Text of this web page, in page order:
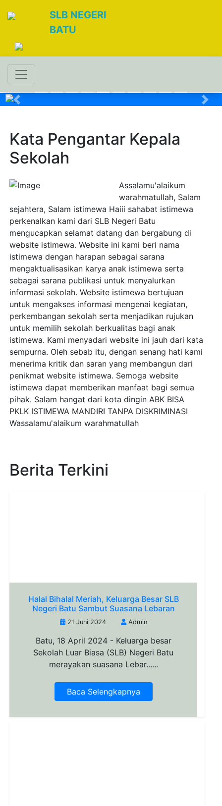
SLB NEGERI
BATU
Previous Next
Kata Pengantar Kepala
Sekolah
Assalamu'alaikum
warahmatullah, Salam
sejahtera, Salam istimewa Haiii sahabat istimewa
perkenalkan kami dari SLB Negeri Batu
mengucapkan selamat datang dan bergabung di
website istimewa. Website ini kami beri nama
istimewa dengan harapan sebagai sarana
mengaktualisasikan karya anak istimewa serta
sebagai sarana publikasi untuk menyalurkan
informasi sekolah. Website istimewa bertujuan
untuk mengakses informasi mengenai kegiatan,
perkembangan sekolah serta menjadikan rujukan
untuk memilih sekolah berkualitas bagi anak
istimewa. Kami menyadari website ini jauh dari kata
sempurna. Oleh sebab itu, dengan senang hati kami
menerima kritik dan saran yang membangun dari
penikmat website istimewa. Semoga website
istimewa dapat memberikan manfaat bagi semua
pihak. Salam hangat dari kota dingin ABK BISA
PKLK ISTIMEWA MANDIRI TANPA DISKRIMINASI
Wassalamu'alaikum warahmatullah
Berita Terkini
Halal Bihalal Meriah, Keluarga Besar SLB
Negeri Batu Sambut Suasana Lebaran
21 Juni 2024 Admin
Batu, 18 April 2024 - Keluarga besar
Sekolah Luar Biasa (SLB) Negeri Batu
merayakan suasana Lebar......
Baca Selengkapnya